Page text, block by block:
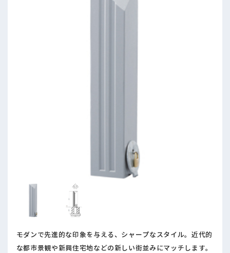
モダンで先進的な印象を与える、シャープなスタイル。近代的
な都市景観や新興住宅地などの新しい街並みにマッチします。